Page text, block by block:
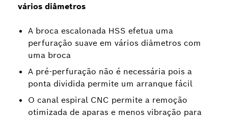
vários diâmetros
A broca escalonada HSS efetua uma
perfuração suave em vários diâmetros com
uma broca
A pré-perfuração não é necessária pois a
ponta dividida permite um arranque fácil
O canal espiral CNC permite a remoção
otimizada de aparas e menos vibração para